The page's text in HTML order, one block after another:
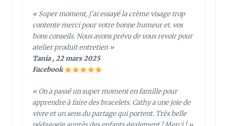
« Super moment, j’ai essayé la crème visage trop
contente merci pour votre bonne humeur et. vos
bons conseils. Nous avons prévu de vous revoir pour
atelier produit entretien »
Tania , 22 mars 2025
Facebook
« On a passé un super moment en famille pour
apprendre à faire des bracelets. Cathy a une joie de
vivre et un sens du partage qui portent. Très belle